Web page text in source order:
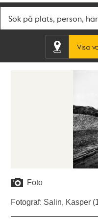
Visa
Foto
Fotograf: Salin, Kasper